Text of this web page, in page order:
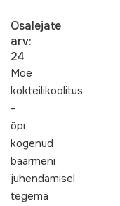
Osalejate
arv:
24
Moe
kokteilikoolitus
–
õpi
kogenud
baarmeni
juhendamisel
tegema